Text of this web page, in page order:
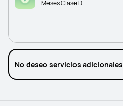
Meses Clase D
No deseo servicios adicionales